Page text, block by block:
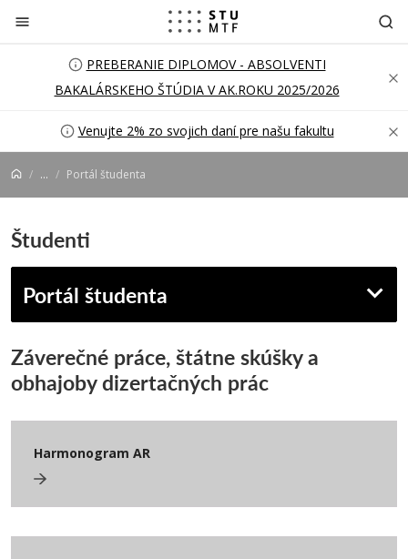
Prejsť na obsah
PREBERANIE DIPLOMOV - ABSOLVENTI
BAKALÁRSKEHO ŠTÚDIA V AK.ROKU 2025/2026
Venujte 2% zo svojich daní pre našu fakultu
... Portál študenta
Študenti
Portál študenta
Záverečné práce, štátne skúšky a
obhajoby dizertačných prác
Harmonogram AR